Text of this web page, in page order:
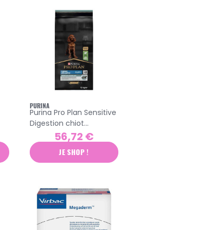
PURINA
Purina Pro Plan Sensitive
Digestion chiot
athlétique grande race
croquettes agneau 12kg
56,72 €
JE SHOP !